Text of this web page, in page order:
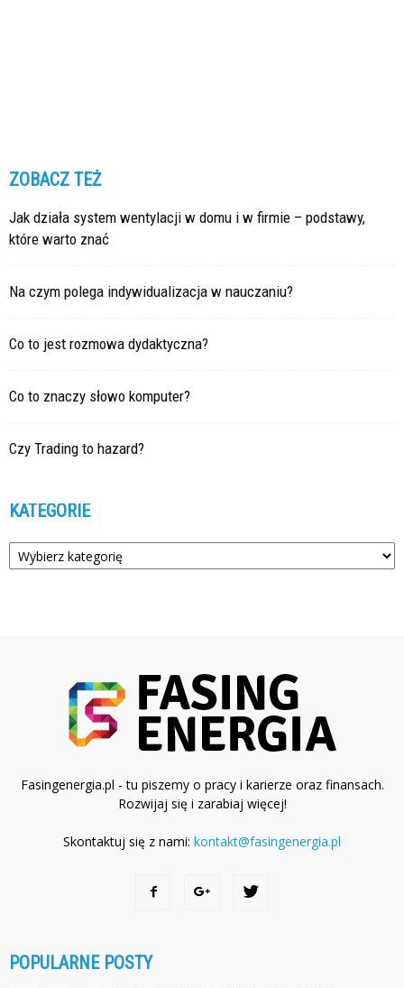
ZOBACZ TEŻ
Jak działa system wentylacji w domu i w firmie – podstawy,
które warto znać
Na czym polega indywidualizacja w nauczaniu?
Co to jest rozmowa dydaktyczna?
Co to znaczy słowo komputer?
Czy Trading to hazard?
KATEGORIE
Kategorie
Fasingenergia.pl - tu piszemy o pracy i karierze oraz finansach.
Rozwijaj się i zarabiaj więcej!
Skontaktuj się z nami: kontakt@fasingenergia.pl
POPULARNE POSTY